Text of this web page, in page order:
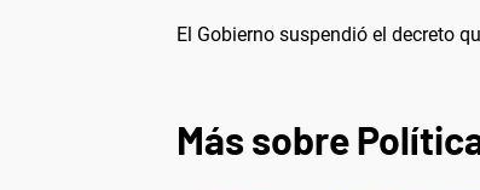
El Gobierno suspendió el decreto
Más sobre